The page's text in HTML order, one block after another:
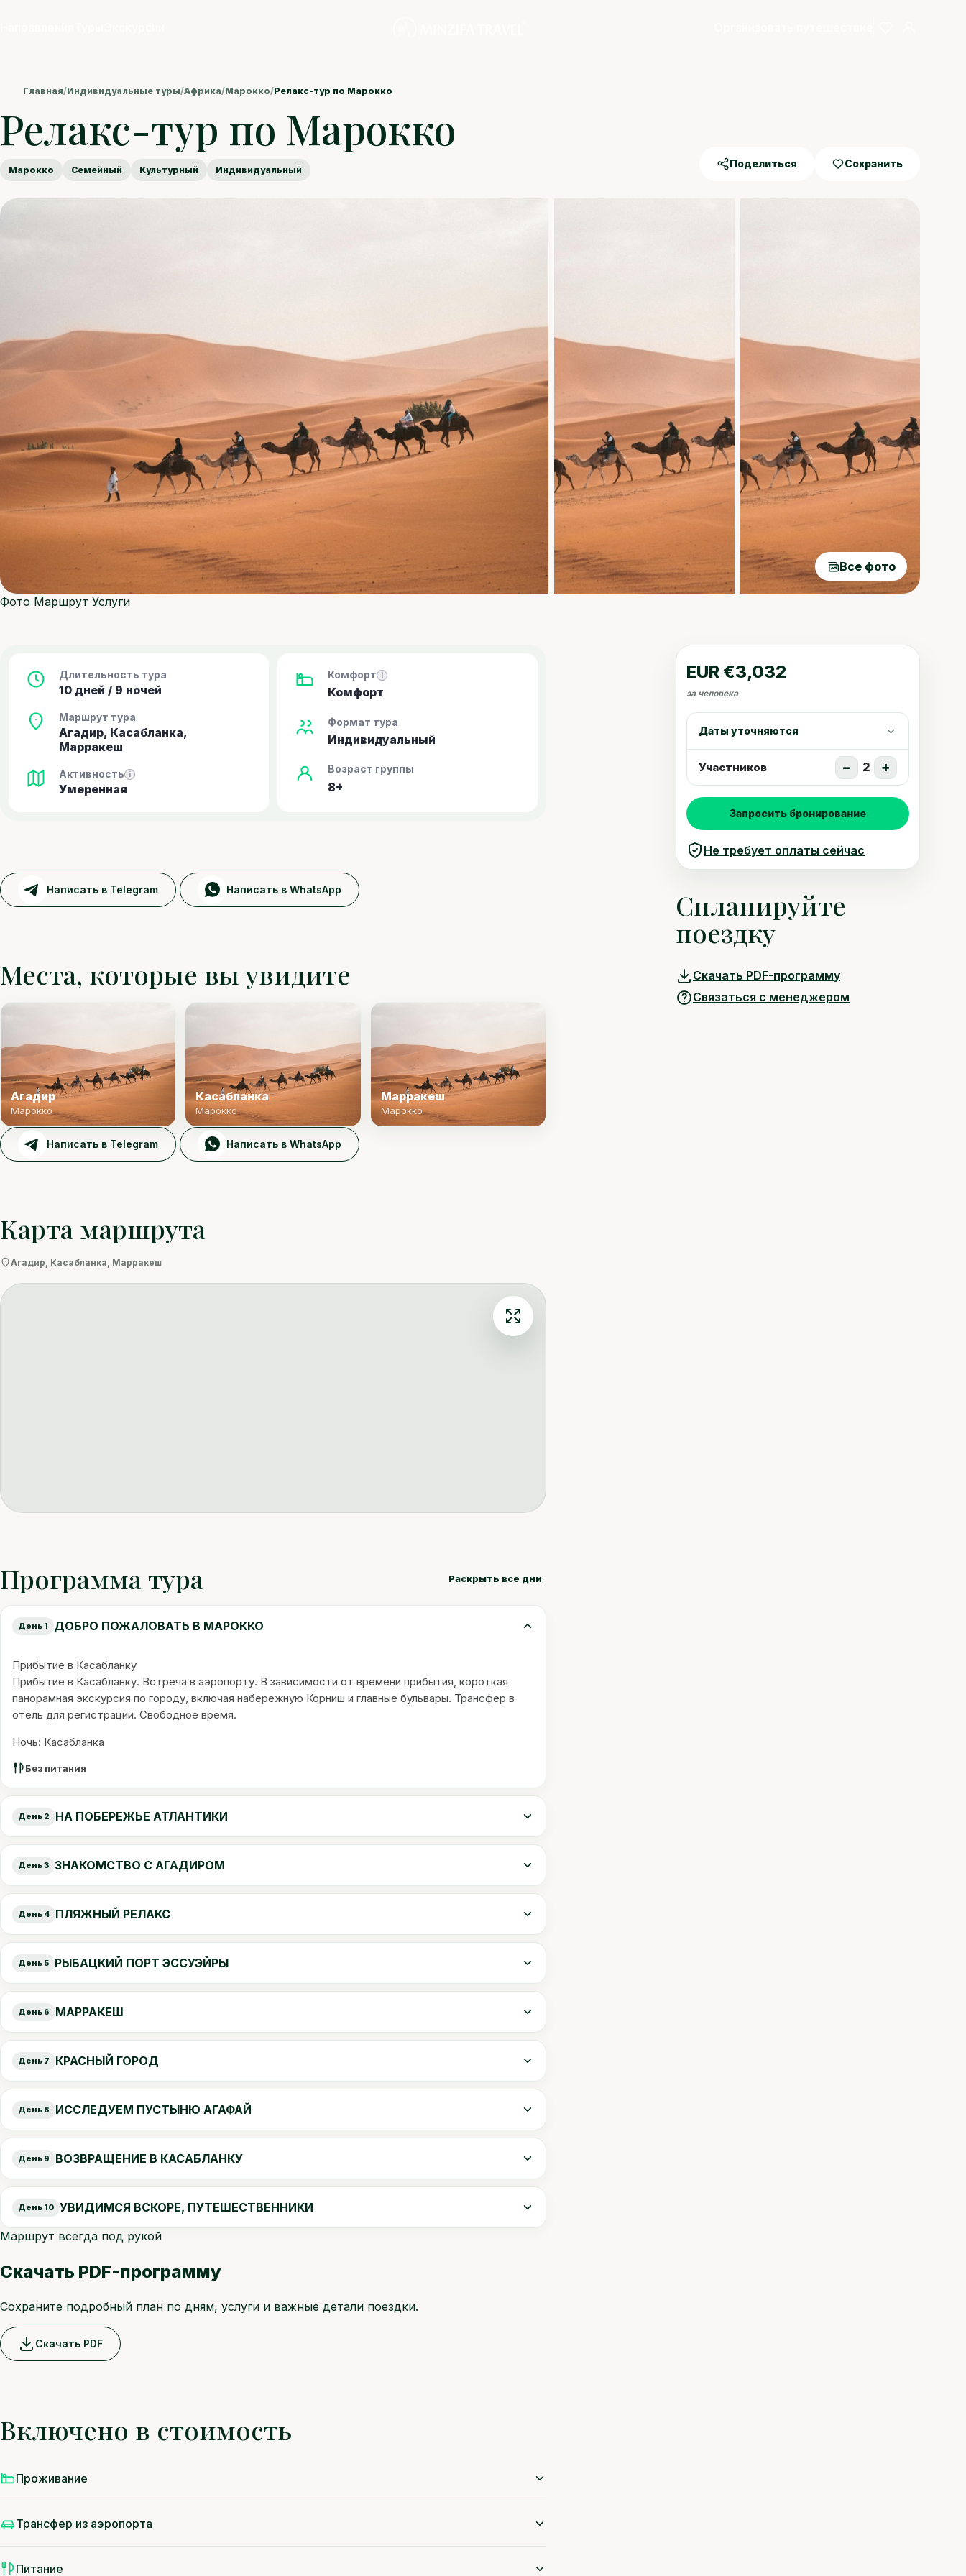
Главная/Индивидуальные туры/Африка/Марокко/Релакс-тур по Марокко
Релакс-тур по Марокко
Марокко Семейный Культурный Индивидуальный
Поделиться Сохранить
Все фото
Фото Маршрут Услуги
Длительность тура
10 дней / 9 ночей
Маршрут тура
Агадир, Касабланка,
Марракеш
Активность i
Умеренная
Комфорт i
Комфорт
Формат тура
Индивидуальный
Возраст группы
8+
Написать в Telegram Написать в WhatsApp
Места, которые вы увидите
Агадир
Марокко
Касабланка
Марокко
Марракеш
Марокко
Написать в Telegram Написать в WhatsApp
Карта маршрута
Агадир, Касабланка, Марракеш
Программа тура Раскрыть все дни
День 1 ДОБРО ПОЖАЛОВАТЬ В МАРОККО
Прибытие в Касабланку
Прибытие в Касабланку. Встреча в аэропорту. В зависимости от времени прибытия, короткая
панорамная экскурсия по городу, включая набережную Корниш и главные бульвары. Трансфер в
отель для регистрации. Свободное время.
Ночь: Касабланка
Без питания
День 2 НА ПОБЕРЕЖЬЕ АТЛАНТИКИ
День 3 ЗНАКОМСТВО С АГАДИРОМ
День 4 ПЛЯЖНЫЙ РЕЛАКС
День 5 РЫБАЦКИЙ ПОРТ ЭССУЭЙРЫ
День 6 МАРРАКЕШ
День 7 КРАСНЫЙ ГОРОД
День 8 ИССЛЕДУЕМ ПУСТЫНЮ АГАФАЙ
День 9 ВОЗВРАЩЕНИЕ В КАСАБЛАНКУ
День 10 УВИДИМСЯ ВСКОРЕ, ПУТЕШЕСТВЕННИКИ
Маршрут всегда под рукой
Скачать PDF-программу
Сохраните подробный план по дням, услуги и важные детали поездки.
Скачать PDF
Включено в стоимость
Проживание
Трансфер из аэропорта
Питание
EUR €3,032
за человека
Даты уточняются
Участников − 2 +
Запросить бронирование
Не требует оплаты сейчас
Спланируйте
поездку
Скачать PDF-программу
Связаться с менеджером